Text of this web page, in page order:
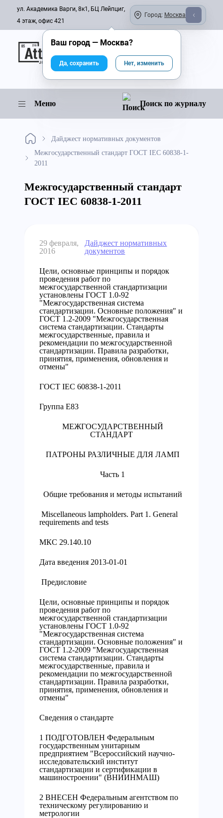
ул. Академика Варги, 8к1, БЦ Лейпциг,
4 этаж, офис 421
Город: Москва
Онлайн-журнал
Меню Поиск по журналу
Дайджест нормативных документов
Межгосударственный стандарт ГОСТ IEC 60838-1-
2011
Межгосударственный стандарт
ГОСТ IEC 60838-1-2011
29 февраля,
2016
Дайджест нормативных
документов
Цели, основные принципы и порядок
проведения работ по
межгосударственной стандартизации
установлены ГОСТ 1.0-92
"Межгосударственная система
стандартизации. Основные положения" и
ГОСТ 1.2-2009 "Межгосударственная
система стандартизации. Стандарты
межгосударственные, правила и
рекомендации по межгосударственной
стандартизации. Правила разработки,
принятия, применения, обновления и
отмены"
ГОСТ IEC 60838-1-2011
Группа Е83
МЕЖГОСУДАРСТВЕННЫЙ
СТАНДАРТ
ПАТРОНЫ РАЗЛИЧНЫЕ ДЛЯ ЛАМП
Часть 1
Общие требования и методы испытаний
Miscellaneous lampholders. Part 1. General
requirements and tests
МКС 29.140.10
Дата введения 2013-01-01
Предисловие
Цели, основные принципы и порядок
проведения работ по
межгосударственной стандартизации
установлены ГОСТ 1.0-92
"Межгосударственная система
стандартизации. Основные положения" и
ГОСТ 1.2-2009 "Межгосударственная
система стандартизации. Стандарты
межгосударственные, правила и
рекомендации по межгосударственной
стандартизации. Правила разработки,
принятия, применения, обновления и
отмены"
Сведения о стандарте
1 ПОДГОТОВЛЕН Федеральным
государственным унитарным
предприятием "Всероссийский научно-
исследовательский институт
стандартизации и сертификации в
машиностроении" (ВНИИНМАШ)
2 ВНЕСЕН Федеральным агентством по
техническому регулированию и
метрологии
Ваш город — Москва?
Да, сохранить Нет, изменить